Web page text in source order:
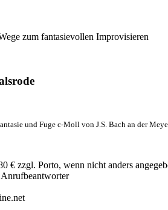
zum fantasievollen Improvisieren
und Fuge c-Moll von J.S. Bach an der
€ zzgl. Porto, wenn nicht anders